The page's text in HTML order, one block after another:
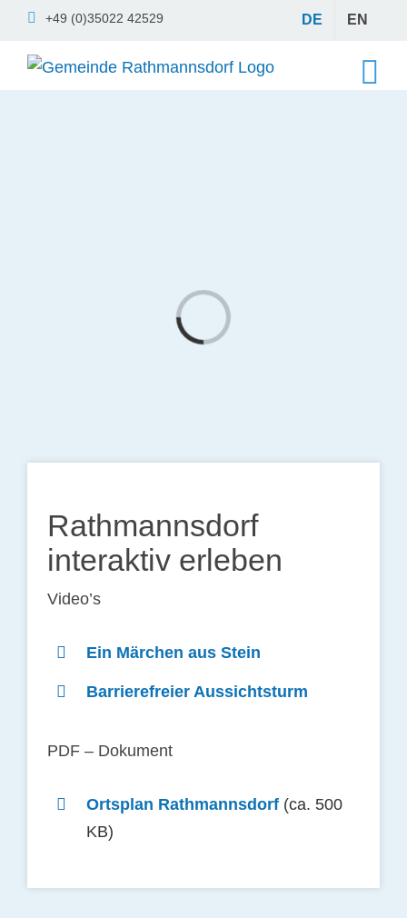
Skip
content
+49 (0)35022 42529 DE EN
Loading...
Rathmannsdorf
interaktiv erleben
Video’s
Ein Märchen aus Stein
Barrierefreier Aussichtsturm
PDF – Dokument
Ortsplan Rathmannsdorf (ca. 500
KB)